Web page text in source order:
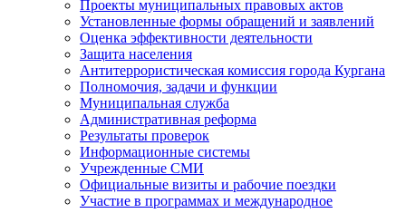
Проекты муниципальных правовых актов
Установленные формы обращений и заявлений
Оценка эффективности деятельности
Защита населения
Антитеррористическая комиссия города Кургана
Полномочия, задачи и функции
Муниципальная служба
Административная реформа
Результаты проверок
Информационные системы
Учрежденные СМИ
Официальные визиты и рабочие поездки
Участие в программах и международное